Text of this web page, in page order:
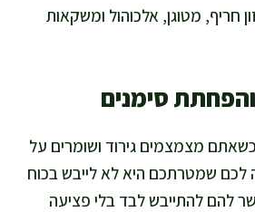
חריף, מטוגן, אלכוהול ומשקאות
סימנים
מצמצמים גירוד ושומרים על
לכם שמטרתכם היא לא לייבש בכוח
להם להתייבש לבד בלי פציעה